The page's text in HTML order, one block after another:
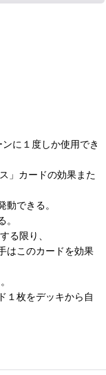
に１度しか使用でき
」カードの効果また
できる。
る限り、
はこのカードを効果
１枚をデッキから自